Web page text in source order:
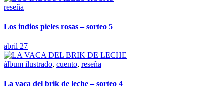
reseña
Los indios pieles rosas – sorteo 5
abril 27
álbum ilustrado, cuento, reseña
La vaca del brik de leche – sorteo 4